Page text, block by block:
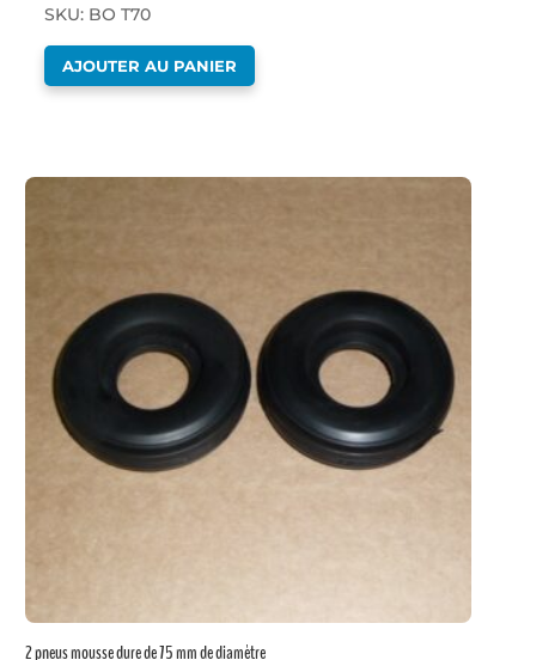
SKU: BO T70
AJOUTER AU PANIER
2 pneus mousse dure de 75 mm de diamètre